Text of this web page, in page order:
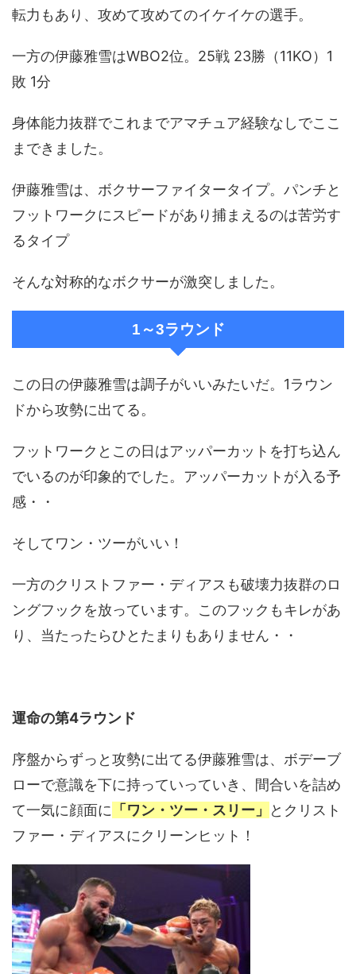
転力もあり、攻めて攻めてのイケイケの選手。
一方の伊藤雅雪はWBO2位。25戦 23勝（11KO）1
敗 1分
身体能力抜群でこれまでアマチュア経験なしでここ
まできました。
伊藤雅雪は、ボクサーファイタータイプ。パンチと
フットワークにスピードがあり捕まえるのは苦労す
るタイプ
そんな対称的なボクサーが激突しました。
1～3ラウンド
この日の伊藤雅雪は調子がいいみたいだ。1ラウン
ドから攻勢に出てる。
フットワークとこの日はアッパーカットを打ち込ん
でいるのが印象的でした。アッパーカットが入る予
感・・
そしてワン・ツーがいい！
一方のクリストファー・ディアスも破壊力抜群のロ
ングフックを放っています。このフックもキレがあ
り、当たったらひとたまりもありません・・
運命の第4ラウンド
序盤からずっと攻勢に出てる伊藤雅雪は、ボデーブ
ローで意識を下に持っていっていき、間合いを詰め
て一気に顔面に 「ワン・ツー・スリー」
とクリスト
ファー・ディアスにクリーンヒット！